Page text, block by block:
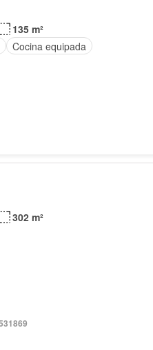
135 m²
Cocina equipada
302 m²